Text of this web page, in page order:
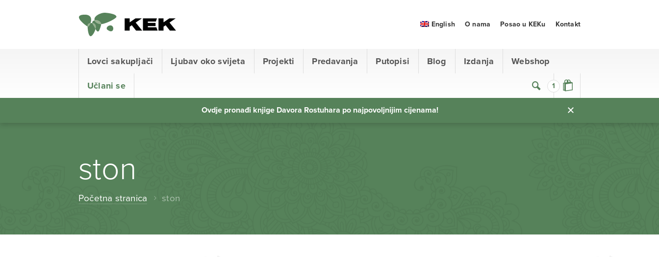
1
Lovci sakupljači Ljubav oko svijeta Projekti Predavanja Putopisi Blog Izdanja Webshop
Učlani se
English O nama Posao u KEKu Kontakt
Ovdje pronađi knjige Davora Rostuhara po najpovoljnijim cijenama!
ston
Početna stranica ston